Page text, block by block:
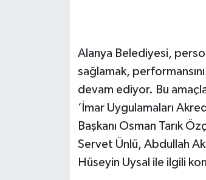
Alanya Belediyesi,
sağlamak,
devam ediyor. Bu
‘İmar Uygulamaları
Başkanı Osman Tarık
Servet Ünlü, Abdullah
Hüseyin Uysal ile ilgili